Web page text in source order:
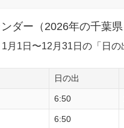
ダー（2026年の千葉県
1月1日〜12月31日の「日
日の出
6:50
6:50